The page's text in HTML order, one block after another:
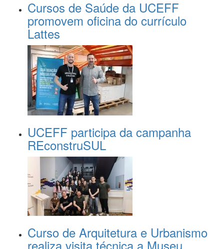
Cursos de Saúde da UCEFF
promovem oficina do currículo
Lattes
UCEFF participa da campanha
REconstruSUL
Curso de Arquitetura e Urbanismo
realiza visita técnica a Museu